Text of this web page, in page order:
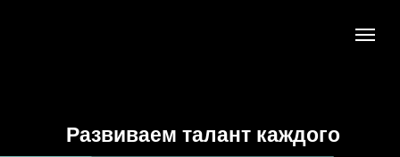
Развиваем талант каждого